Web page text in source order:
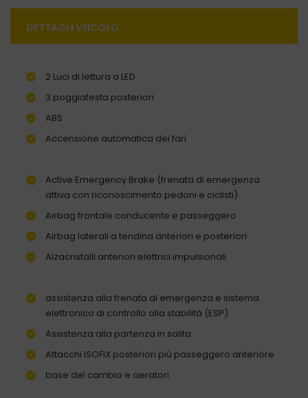
DETTAGLI VEICOLO
2 Luci di lettura a LED
3 poggiatesta posteriori
ABS
Accensione automatica dei fari
Active Emergency Brake (frenata di emergenza
attiva con riconoscimento pedoni e ciclisti)
Airbag frontale conducente e passeggero
Airbag laterali a tendina anteriori e posteriori
Alzacristalli anteriori elettrici impulsionali
assistenza alla frenata di emergenza e sistema
elettronico di controllo alla stabilità (ESP)
Assistenza alla partenza in salita
Attacchi ISOFIX posteriori più passeggero anteriore
base del cambio e aeratori